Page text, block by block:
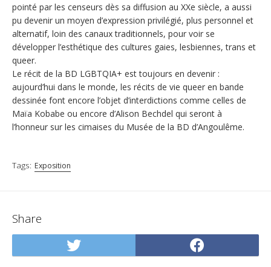
pointé par les censeurs dès sa diffusion au XXe siècle, a aussi
pu devenir un moyen d’expression privilégié, plus personnel et
alternatif, loin des canaux traditionnels, pour voir se
développer l’esthétique des cultures gaies, lesbiennes, trans et
queer.
Le récit de la BD LGBTQIA+ est toujours en devenir :
aujourd’hui dans le monde, les récits de vie queer en bande
dessinée font encore l’objet d’interdictions comme celles de
Maïa Kobabe ou encore d’Alison Bechdel qui seront à
l’honneur sur les cimaises du Musée de la BD d’Angoulême.
Tags: Exposition
Share
Share
on
on